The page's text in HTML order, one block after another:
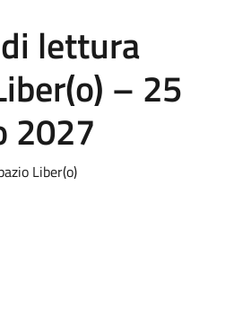
lettura
– 25
2027
Liber(o)